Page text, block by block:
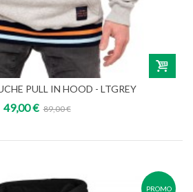
PULL IN HOOD - LTGREY
49,00 € 89,00 €
PROMO